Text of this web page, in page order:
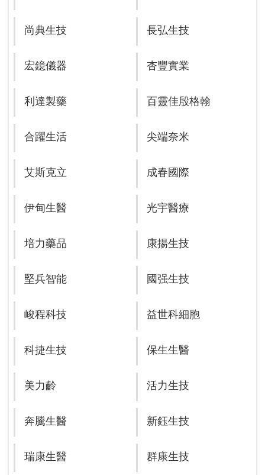
尚典生技 長弘生技
宏鐿儀器 杏豐實業
利達製藥 百靈佳殷格翰
合躍生活 尖端奈米
艾斯克立 成春國際
伊甸生醫 光宇醫療
培力藥品 康揚生技
堅兵智能 國强生技
峻程科技 益世科細胞
科捷生技 保生生醫
美力齡 活力生技
奔騰生醫 新鈺生技
瑞康生醫 群康生技